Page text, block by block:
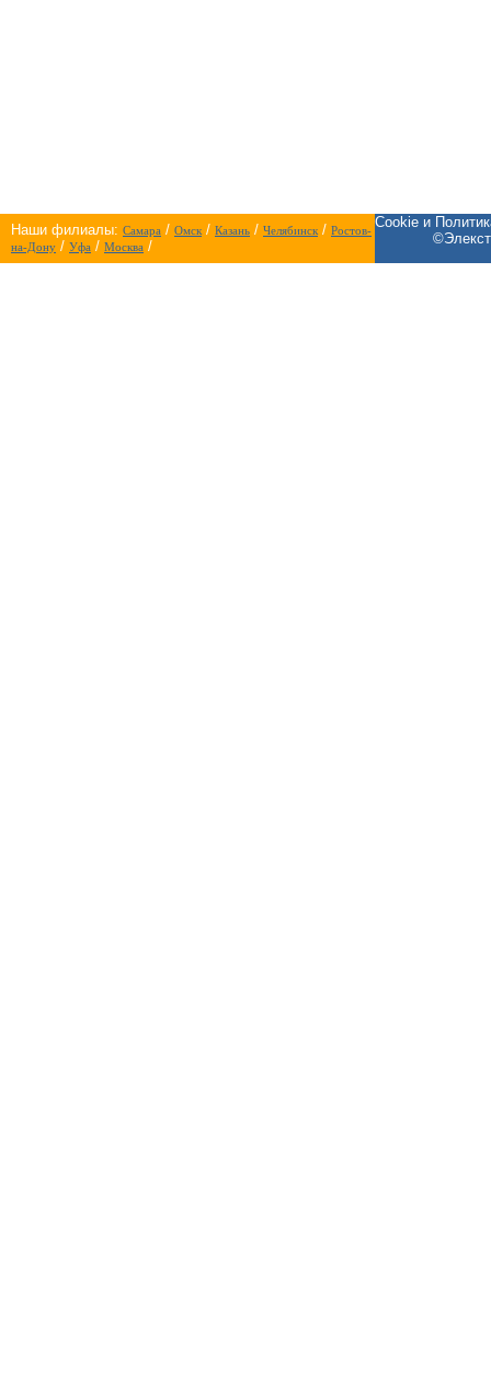
Наши филиалы: Самара / Омск/ Казань / Челябинск/ Ростов-
на-Дону / Уфа / Москва /
Cookie и